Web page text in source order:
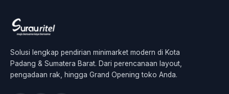
Solusi lengkap pendirian minimarket modern di Kota
Padang & Sumatera Barat. Dari perencanaan layout,
pengadaan rak, hingga Grand Opening toko Anda.